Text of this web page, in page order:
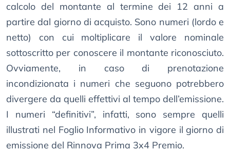
calcolo del montante al termine dei 12 anni a
partire dal giorno di acquisto. Sono numeri (lordo e
netto) con cui moltiplicare il valore nominale
sottoscritto per conoscere il montante riconosciuto.
Ovviamente, in caso di prenotazione
incondizionata i numeri che seguono potrebbero
divergere da quelli effettivi al tempo dell’emissione.
I numeri “definitivi”, infatti, sono sempre quelli
illustrati nel Foglio Informativo in vigore il giorno di
emissione del Rinnova Prima 3x4 Premio.